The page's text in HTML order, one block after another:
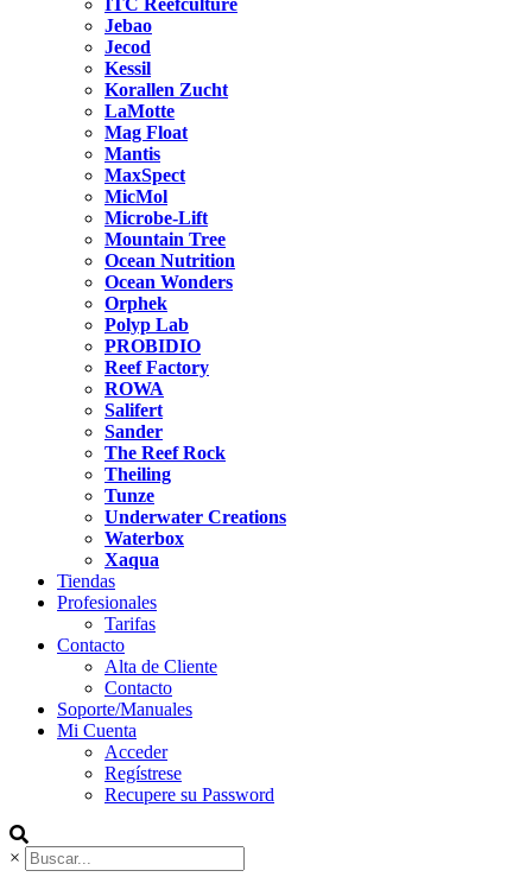
ITC Reefculture
Jebao
Jecod
Kessil
Korallen Zucht
LaMotte
Mag Float
Mantis
MaxSpect
MicMol
Microbe-Lift
Mountain Tree
Ocean Nutrition
Ocean Wonders
Orphek
Polyp Lab
PROBIDIO
Reef Factory
ROWA
Salifert
Sander
The Reef Rock
Theiling
Tunze
Underwater Creations
Waterbox
Xaqua
Tiendas
Profesionales
Tarifas
Contacto
Alta de Cliente
Contacto
Soporte/Manuales
Mi Cuenta
Acceder
Regístrese
Recupere su Password
×